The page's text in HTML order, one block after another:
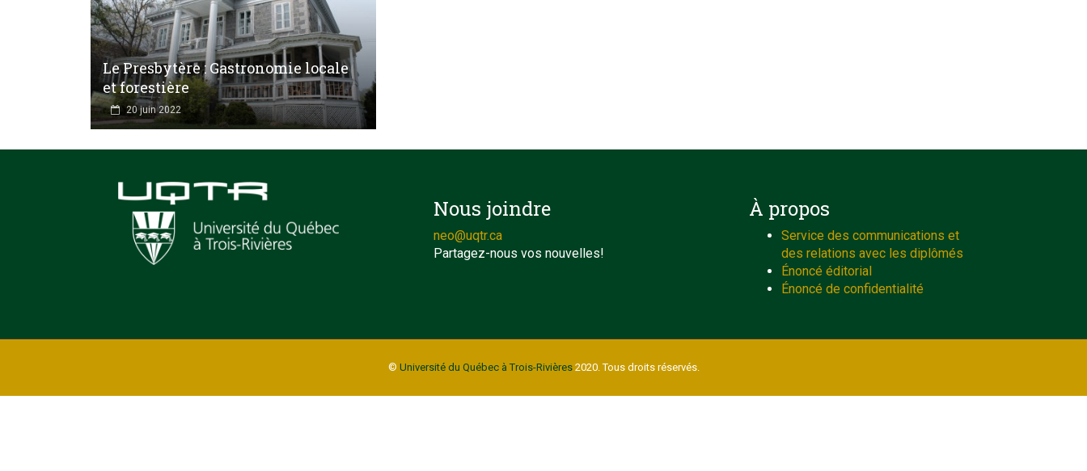
Le Presbytère : Gastronomie locale
et forestière
20 juin 2022
Nous joindre
neo@uqtr.ca
Partagez-nous vos nouvelles!
À propos
Service des communications et
des relations avec les diplômés
Énoncé éditorial
Énoncé de confidentialité
© Université du Québec à Trois-Rivières2020. Tous droits réservés.